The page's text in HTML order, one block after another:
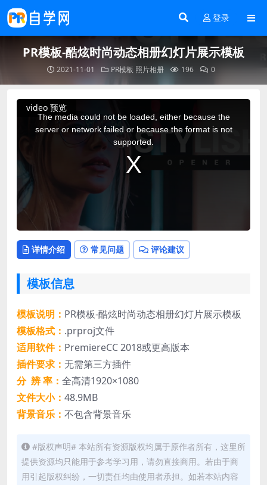
登录
PR模板-酷炫时尚动态相册幻灯片展示模板
2021-11-01 PR模板 照片相册 196 0
video 预览
This
The media could not be loaded, either because the
server or network failed or because the format is not
supported.
详情介绍 常见问题 评论建议
模板信息
模板说明： PR模板-酷炫时尚动态相册幻灯片展示模板
模板格式： .prproj文件
适用软件： PremiereCC 2018或更高版本
插件要求： 无需第三方插件
分 辨 率： 全高清1920×1080
文件大小： 48.9MB
背景音乐： 不包含背景音乐
#版权声明# 本站所有资源版权均属于原作者所有，这里所
提供资源均只能用于参考学习用，请勿直接商用。若由于商
用引起版权纠纷，一切责任均由使用者承担。如若本站内容